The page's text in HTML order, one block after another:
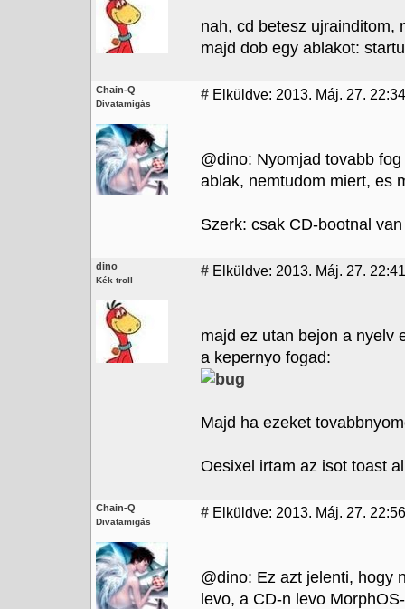
nah, cd betesz ujrainditom,
majd dob egy ablakot:
Chain-Q
Divatamigás
# Elküldve: 2013. Máj. 27.
@dino: Nyomjad tovabb
ablak, nemtudom miert, es
Szerk: csak CD-bootnal
dino
Kék troll
# Elküldve: 2013. Máj. 27.
majd ez utan bejon a nyelv
a kepernyo fogad:
Majd ha ezeket
Oesixel irtam az isot toast
Chain-Q
Divatamigás
# Elküldve: 2013. Máj. 27.
@dino: Ez azt jelenti, hogy
levo, a CD-n levo